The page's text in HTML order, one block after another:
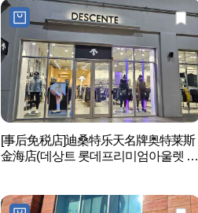
[事后免税店]迪桑特乐天名牌奥特莱斯
金海店(데상트 롯데프리미엄아울렛 김